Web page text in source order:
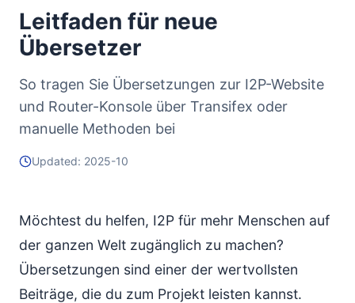
Was ist, wenn meine Sprache nicht aufgeführt ist?
Wie kann ich meine Übersetzungen vor dem
Hilfe erhalten
IRC-Support
Dokumentation
Leitfaden für neue
Übersetzer
So tragen Sie Übersetzungen zur I2P-Website
und Router-Konsole über Transifex oder
manuelle Methoden bei
Updated: 2025-10
Möchtest du helfen, I2P für mehr Menschen auf
der ganzen Welt zugänglich zu machen?
Übersetzungen sind einer der wertvollsten
Beiträge, die du zum Projekt leisten kannst.